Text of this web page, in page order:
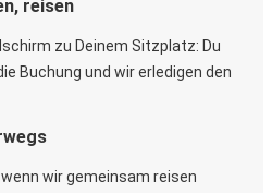
reisen
zu Deinem Sitzplatz: Du
Buchung und wir erledigen den
wir gemeinsam reisen